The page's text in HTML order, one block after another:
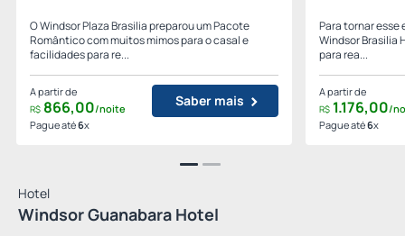
O Windsor Plaza Brasilia preparou um Pacote
Romântico com muitos mimos para o casal e
facilidades para re...
A partir de
R$ 866,00/noite
Pague até6x
Saber mais
Para tornar esse
Windsor Brasilia
para rea...
A partir de
R$ 1.176,00/
Pague até6x
Hotel
Windsor Guanabara Hotel